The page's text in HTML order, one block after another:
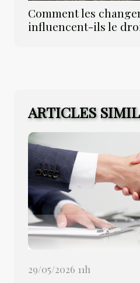
Comment les
influencent-ils le
ARTICLES
29/05/2026 11h